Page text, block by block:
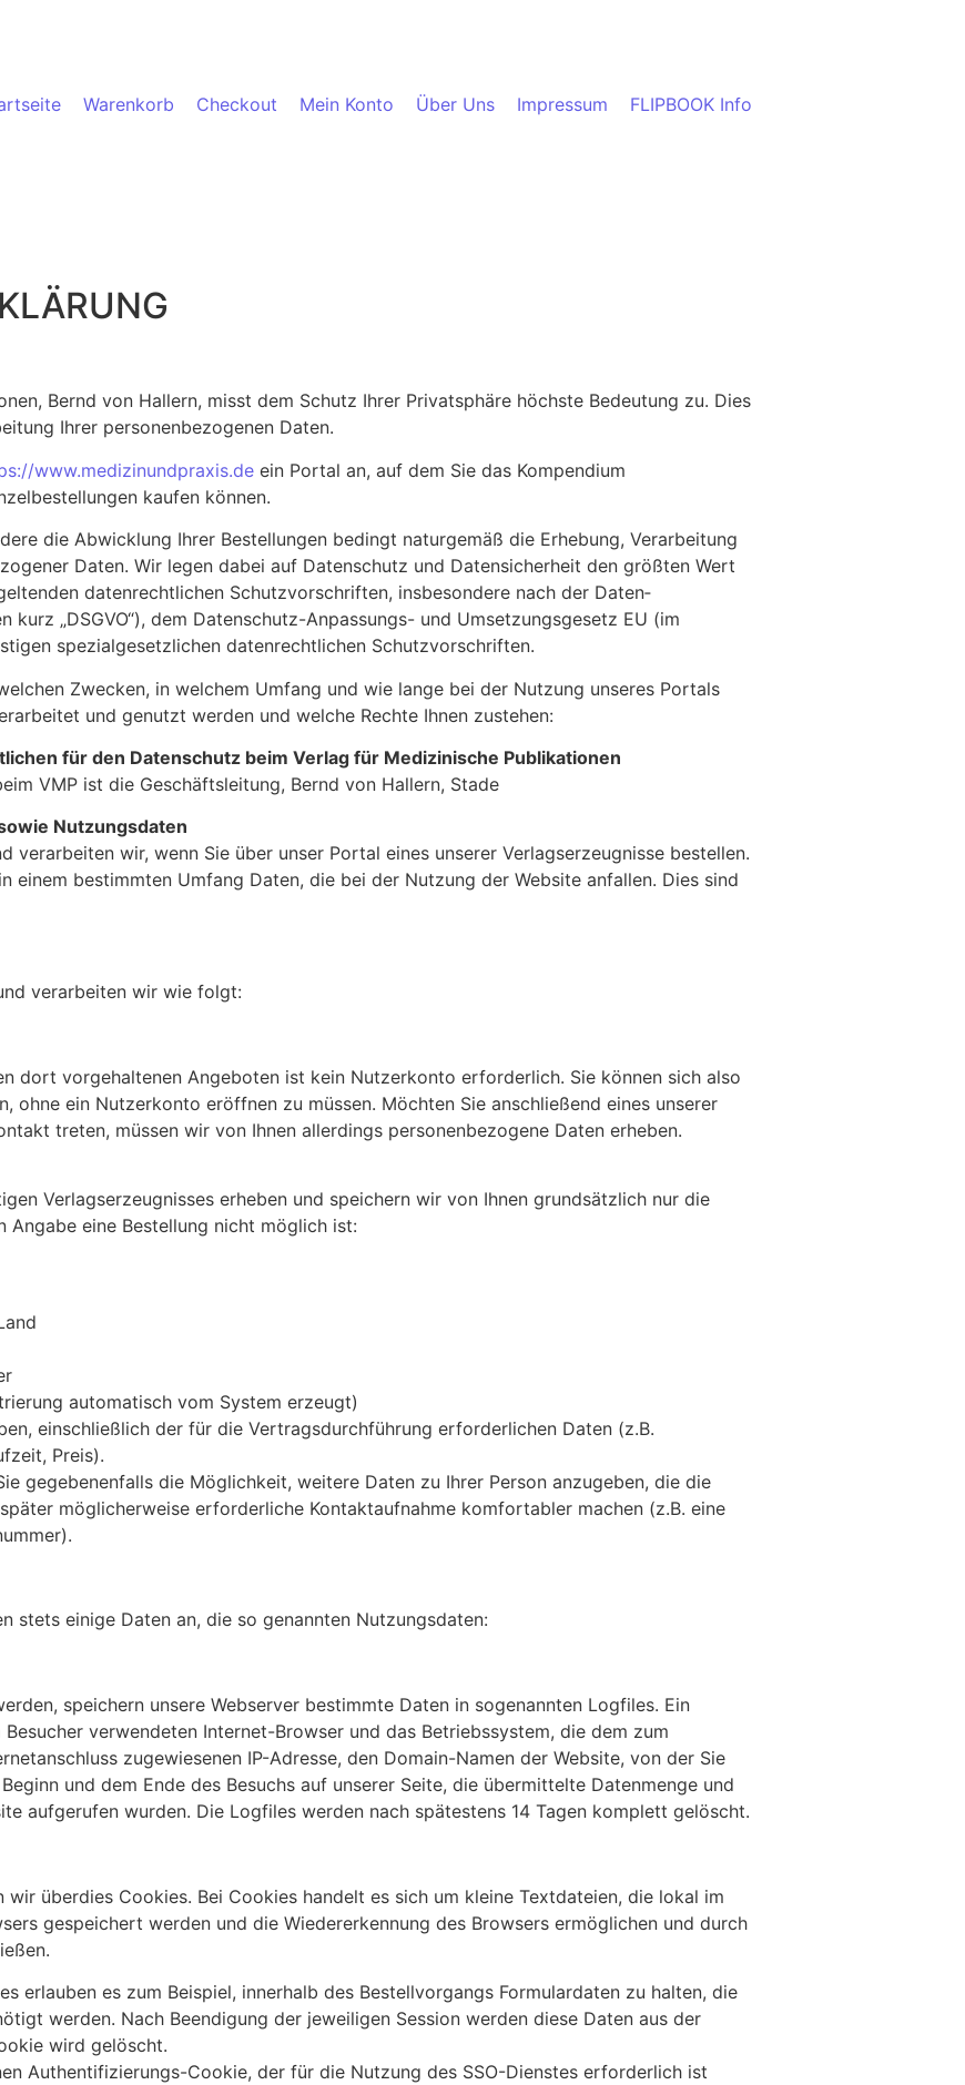
Warenkorb Checkout Mein Konto Über Uns Impressum FLIPBOOK Info
Bernd von Hallern, misst dem Schutz Ihrer Privatsphäre höchste Bedeutung zu. Dies
Ihrer personenbezogenen Daten.
www.medizinundpraxis.de ein Portal an, auf dem Sie das Kompendium
kaufen können.
die Abwicklung Ihrer Bestellungen bedingt naturge­mäß die Erhebung, Verarbeitung
Daten. Wir legen dabei auf Datenschutz und Datensicherheit den größten Wert
datenrechtlichen Schutzvorschriften, insbesondere nach der Daten­
kurz „DSGVO“), dem Datenschutz-Anpassungs- und Umsetzungsgesetz EU (im
spezialgesetzlichen datenrechtlichen Schutzvorschriften.
Zwecken, in welchem Umfang und wie lange bei der Nutzung unseres Portals
und genutzt werden und welche Rechte Ihnen zustehen:
für den Datenschutz beim Verlag für Medizinische Publikationen
VMP ist die Geschäftsleitung, Bernd von Hallern, Stade
Nutzungsdaten
verarbeiten wir, wenn Sie über unser Portal eines unserer Verlagserzeugnisse bestellen.
einem bestimmten Umfang Daten, die bei der Nutzung der Website anfallen. Dies sind
verarbeiten wir wie folgt:
dort vorgehaltenen Angeboten ist kein Nutzerkonto erforderlich. Sie können sich also
ohne ein Nutzerkonto eröffnen zu müssen. Möchten Sie anschließend eines unserer
treten, müssen wir von Ihnen allerdings personenbezogene Daten erheben.
Verlagserzeugnisses erheben und speichern wir von Ihnen grundsätzlich nur die
Angabe eine Be­stellung nicht möglich ist:
automatisch vom System erzeugt)
einschließlich der für die Vertragsdurchführung erforderlichen Daten (z.B.
Preis).
gegebenenfalls die Möglichkeit, weitere Daten zu Ihrer Person anzugeben, die die
möglicherweise erforderliche Kontaktaufnahme komfortabler machen (z.B. eine
stets einige Daten an, die so genannten Nutzungsdaten:
speichern unsere Webserver bestimmte Daten in sogenannten Logfiles. Ein
verwendeten Internet-Browser und das Betriebssystem, die dem zum
zugewiesenen IP-Adresse, den Domain-Namen der Website, von der Sie
und dem Ende des Besuchs auf unserer Seite, die übermittelte Datenmenge und
aufgerufen wurden. Die Logfiles werden nach spätestens 14 Tagen komplett gelöscht.
überdies Cookies. Bei Cookies handelt es sich um kleine Textdateien, die lokal im
gespeichert werden und die Wiedererkennung des Browsers ermöglichen und durch
erlauben es zum Beispiel, innerhalb des Be­stellvorgangs Formulardaten zu halten, die
werden. Nach Beendigung der jeweiligen Session werden diese Daten aus der
wird gelöscht.
Authentifizierungs-Cookie, der für die Nutzung des SSO-Dienstes erforderlich ist